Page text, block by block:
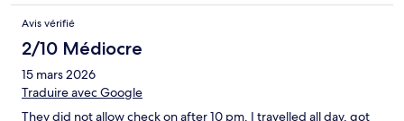
Avis vérifié
2/10 Médiocre
15 mars 2026
Traduire avec Google
They did not allow check on after 10 pm. I travelled all day, got